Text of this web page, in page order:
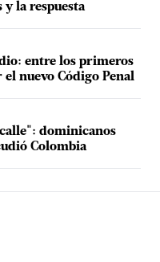
y la respuesta
entre los primeros
nuevo Código Penal
dominicanos
Colombia